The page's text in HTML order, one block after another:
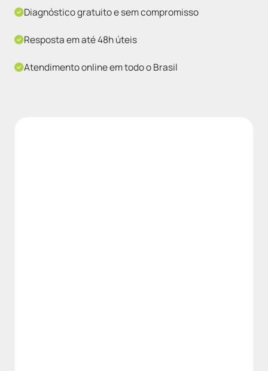
Diagnóstico gratuito e sem compromisso
Resposta em até 48h úteis
Atendimento online em todo o Brasil